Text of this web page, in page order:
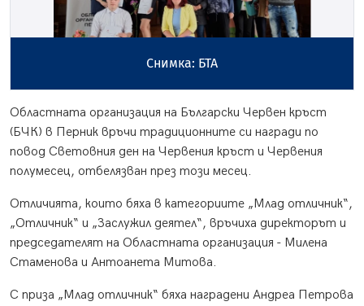
Снимка: БТА
Областната организация на Български Червен кръст
(БЧК) в Перник връчи традиционните си награди по
повод Световния ден на Червения кръст и Червения
полумесец, отбелязван през този месец.
Отличията, които бяха в категориите „Млад отличник“,
„Отличник“ и „Заслужил деятел“, връчиха директорът и
председателят на Областната организация - Милена
Стаменова и Антоанета Митова.
С приза „Млад отличник“ бяха наградени Андреа Петрова